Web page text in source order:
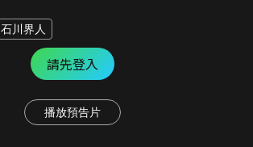
石川界人
請先登入
播放預告片